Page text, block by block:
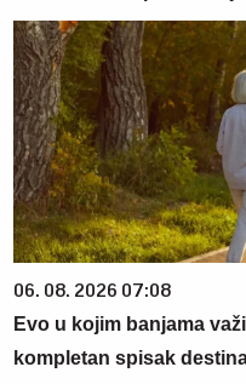
06. 08. 2026 07:08
Evo u kojim banjama
kompletan spisak